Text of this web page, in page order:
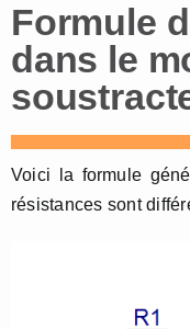
Formule
dans le
Voici la formule
résistances sont